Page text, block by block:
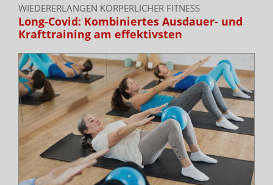
WIEDERERLANGEN KÖRPERLICHER FITNESS
Long-Covid: Kombiniertes Ausdauer- und
Krafttraining am effektivsten